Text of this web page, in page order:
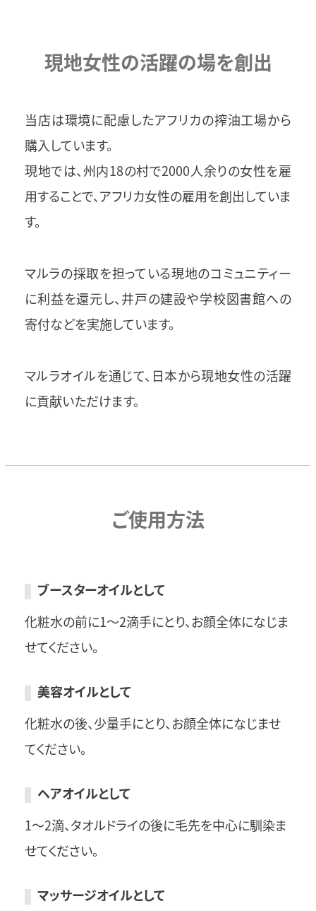
現地女性の活躍の場を創出
当店は環境に配慮したアフリカの搾油工場から
購入しています。
現地では、州内18の村で2000人余りの女性を雇
用することで、アフリカ女性の雇用を創出していま
す。
マルラの採取を担っている現地のコミュニティー
に利益を還元し、井戸の建設や学校図書館への
寄付などを実施しています。
マルラオイルを通じて、日本から現地女性の活躍
に貢献いただけます。
ご使用方法
ブースターオイルとして
化粧水の前に1～2滴手にとり、お顔全体になじま
せてください。
美容オイルとして
化粧水の後、少量手にとり、お顔全体になじませ
てください。
ヘアオイルとして
1～2滴、タオルドライの後に毛先を中心に馴染ま
せてください。
マッサージオイルとして